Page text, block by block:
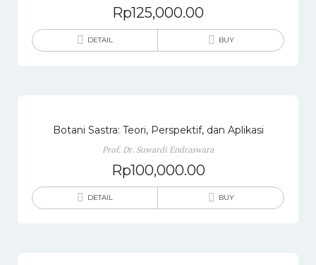
Rp125,000.00
DETAIL BUY
Botani Sastra: Teori, Perspektif, dan Aplikasi
Prof. Dr. Suwardi Endraswara
Rp100,000.00
DETAIL BUY